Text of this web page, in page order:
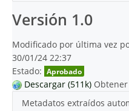
Versión 1.0
Modificado por última vez
30/01/24 22:37
Estado: Aprobado
Descargar (511k)
Metadatos extraídos